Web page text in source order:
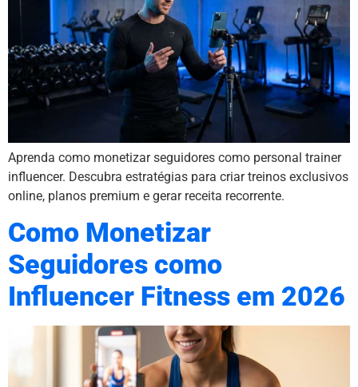
Aprenda como monetizar seguidores como personal trainer
influencer. Descubra estratégias para criar treinos exclusivos
online, planos premium e gerar receita recorrente.
Como Monetizar
Seguidores como
Influencer Fitness em 2026